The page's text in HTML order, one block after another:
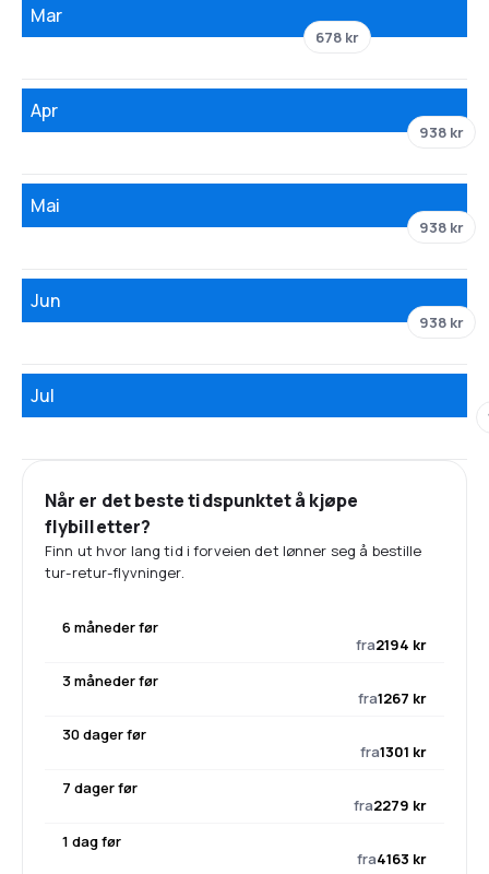
Mar
678 kr
Apr
938 kr
Mai
938 kr
Jun
938 kr
Jul
Når er det beste tidspunktet å kjøpe
flybilletter?
Finn ut hvor lang tid i forveien det lønner seg å bestille
tur-retur-flyvninger.
6 måneder før
fra2194 kr
3 måneder før
fra1267 kr
30 dager før
fra1301 kr
7 dager før
fra2279 kr
1 dag før
fra4163 kr